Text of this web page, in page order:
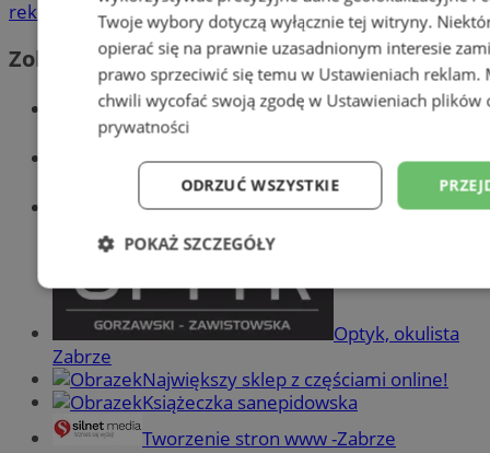
reklama
Zobacz również
Wiadomości kryminalne w Zabrzu
Wiadomości lokalne
Wiadomości sportowe
Optyk, okulista
Zabrze
Największy sklep z częściami online!
Książeczka sanepidowska
Tworzenie stron www -Zabrze
Twoje wybory dotyczą wyłącznie tej witryny.
opierać się na prawnie uzasadnionym interesie
prawo sprzeciwić się temu w Ustawieniach reklam.
chwili wycofać swoją zgodę w Ustawieniach plików
prywatności
ODRZUĆ WSZYSTKIE
POKAŻ SZCZEGÓŁY
Niezbędne Wydajność
Niesklasyfikowane